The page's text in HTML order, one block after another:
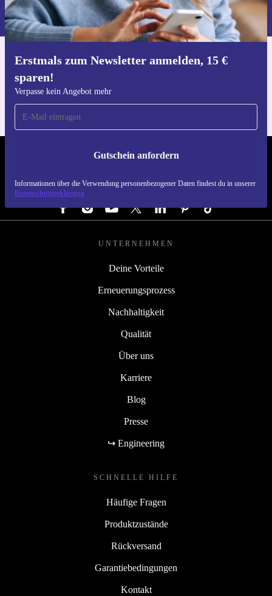
Umwelt.
Erstmals zum Newsletter anmelden, 15 €
sparen!
Verpasse kein Angebot mehr
Gutschein anfordern
Informationen über die Verwendung personenbezogener Daten findest du in unserer
Datenschutzerklärung
Informationen über die Verwendung personenbezogener Daten findest
du in unserer
Datenschutzerklärung.
Hol dir die refurbed-App
REFURBED DEUTSCHLAND - RETHINK NEW.
FOLGE UNS
UNTERNEHMEN
Deine Vorteile
Erneuerungsprozess
Nachhaltigkeit
Qualität
Über uns
Karriere
Blog
Presse
↪ Engineering
SCHNELLE HILFE
Häufige Fragen
Produktzustände
Rückversand
Garantiebedingungen
Kontakt